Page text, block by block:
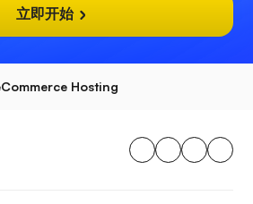
立即开始
Hosting